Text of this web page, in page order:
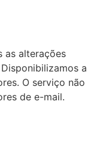
as alterações
a
O serviço não
de e-mail.